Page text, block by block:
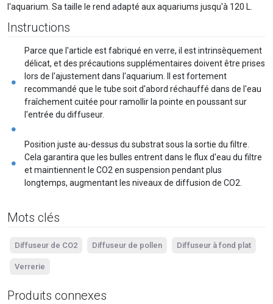
l'aquarium. Sa taille le rend adapté aux aquariums jusqu'à 120 L.
Instructions
Parce que l'article est fabriqué en verre, il est intrinsèquement
délicat, et des précautions supplémentaires doivent être prises
lors de l'ajustement dans l'aquarium. Il est fortement
recommandé que le tube soit d'abord réchauffé dans de l'eau
fraîchement cuitée pour ramollir la pointe en poussant sur
l'entrée du diffuseur.
Position juste au-dessus du substrat sous la sortie du filtre.
Cela garantira que les bulles entrent dans le flux d'eau du filtre
et maintiennent le CO2 en suspension pendant plus
longtemps, augmentant les niveaux de diffusion de CO2.
Mots clés
Diffuseur de CO2 Diffuseur de pollen Diffuseur à fond plat
Verrerie
Produits connexes